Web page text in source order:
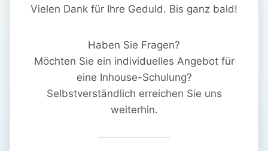
Vielen Dank für Ihre Geduld. Bis ganz bald!
Haben Sie Fragen?
Möchten Sie ein individuelles Angebot für
eine Inhouse-Schulung?
Selbstverständlich erreichen Sie uns
weiterhin.